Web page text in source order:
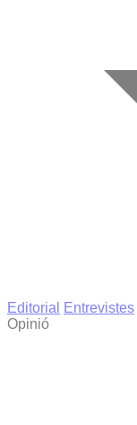
Editorial
Entrevistes
Opinió